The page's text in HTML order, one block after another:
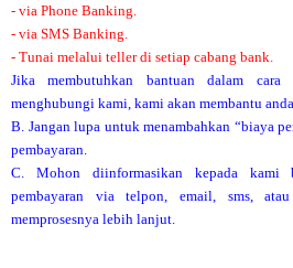
- via Phone Banking.
- via SMS Banking.
- Tunai melalui teller di setiap cabang bank.
Jika membutuhkan bantuan dalam cara
menghubungi kami, kami akan membantu anda.
B. Jangan lupa untuk menambahkan “biaya
pembayaran.
C. Mohon diinformasikan kepada kami
pembayaran via telpon, email, sms,
memprosesnya lebih lanjut.